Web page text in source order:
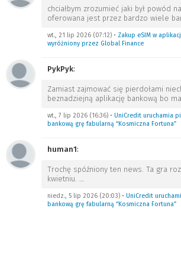
chciałbym zrozumieć jaki był powód
oferowana jest przez bardzo wiele
wt., 21 lip 2026 (07:12) • Zakup eSIM w
wyróżniony przez Global Finance
PykPyk:
Zamiast zajmować się pierdołami
beznadziejną aplikację bankową bo
wt., 7 lip 2026 (16:36) • UniCredit uruchamia
bankową grę fabularną “Kosmiczna Fortuna”
human1:
Trochę spóźniony ten news. Ta gra
kwietniu. …
niedz., 5 lip 2026 (20:03) • UniCredit
bankową grę fabularną “Kosmiczna Fortuna”